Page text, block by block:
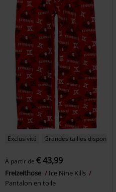
Exclusivité Grandes tailles disponibles
À partir de € 43,99
Freizeithose
Ice Nine Kills
Pantalon en toile